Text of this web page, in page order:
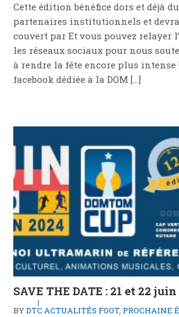
Cette édition bénéfice dors et déjà
partenaires institutionnels et
couvert par Et vous pouvez relayer
les réseaux sociaux pour nous
à rendre la fête encore plus intense
facebook dédiée à la DOM […]
SAVE THE DATE : 21 et 22 juin
BYDTC ACTUALITÉS FOOT,PROCHAINE